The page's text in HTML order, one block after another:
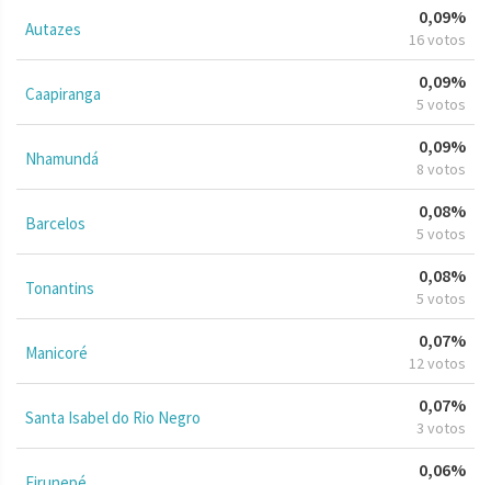
Autazes
0,09%
16 votos
Caapiranga
0,09%
5 votos
Nhamundá
0,09%
8 votos
Barcelos
0,08%
5 votos
Tonantins
0,08%
5 votos
Manicoré
0,07%
12 votos
Santa Isabel do Rio Negro
0,07%
3 votos
0,06%